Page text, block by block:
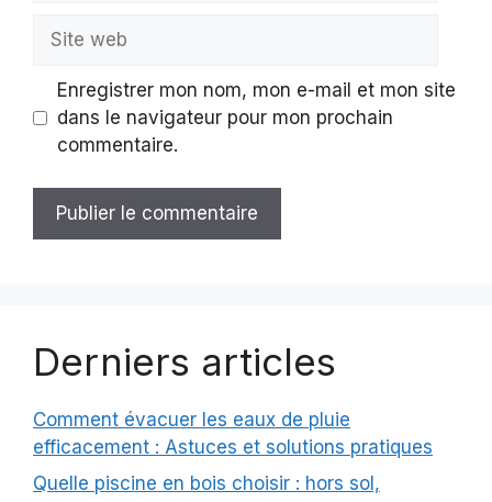
Site
Enregistrer mon nom, mon e-mail et mon site
dans le navigateur pour mon prochain
commentaire.
Derniers articles
Comment évacuer les eaux de pluie
efficacement : Astuces et solutions pratiques
Quelle piscine en bois choisir : hors sol,